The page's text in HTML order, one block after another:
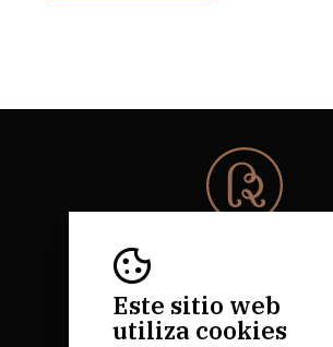
Este sitio web
utiliza cookies
Todos los derechos reservados.
RNAAT 684/2019.
by M&ADigital